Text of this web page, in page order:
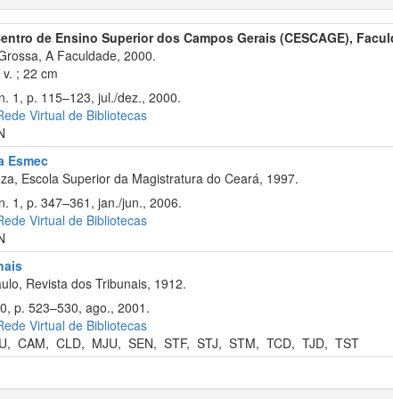
de Ensino Superior dos Campos Gerais (CESCAGE),
A Faculdade, 2000.
; 22 cm
1, p. 115–123, jul./dez., 2000.
Virtual de Bibliotecas
Esmec
Escola Superior da Magistratura do Ceará, 1997.
1, p. 347–361, jan./jun., 2006.
Virtual de Bibliotecas
Revista dos Tribunais, 1912.
p. 523–530, ago., 2001.
Virtual de Bibliotecas
, CAM, CLD, MJU, SEN, STF, STJ, STM, TCD, TJD, TST